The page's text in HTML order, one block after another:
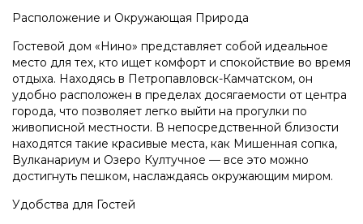
Расположение и Окружающая Природа
Гостевой дом «Нино» представляет собой идеальное
место для тех, кто ищет комфорт и спокойствие во время
отдыха. Находясь в Петропавловск-Камчатском, он
удобно расположен в пределах досягаемости от центра
города, что позволяет легко выйти на прогулки по
живописной местности. В непосредственной близости
находятся такие красивые места, как Мишенная сопка,
Вулканариум и Озеро Култучное — все это можно
достигнуть пешком, наслаждаясь окружающим миром.
Удобства для Гостей